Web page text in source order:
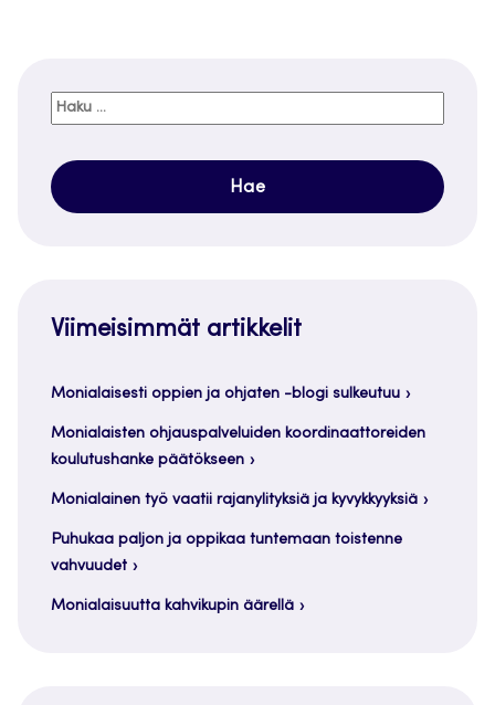
Haku:
Viimeisimmät artikkelit
Monialaisesti oppien ja ohjaten -blogi sulkeutuu
Monialaisten ohjauspalveluiden koordinaattoreiden
koulutushanke päätökseen
Monialainen työ vaatii rajanylityksiä ja kyvykkyyksiä
Puhukaa paljon ja oppikaa tuntemaan toistenne
vahvuudet
Monialaisuutta kahvikupin äärellä